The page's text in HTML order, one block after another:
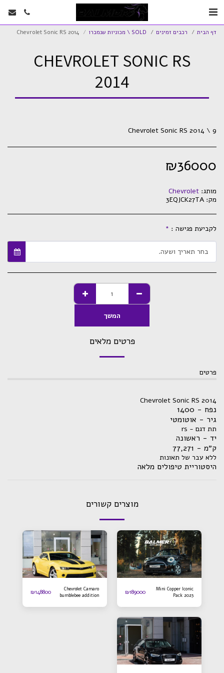
דף הבית רכבים זמינים SOLD \ מכוניות שנמכרו Chevrolet Sonic RS 2014
CHEVROLET SONIC RS
2014
Chevrolet Sonic RS 2014 \ 9
₪36000
מותג: Chevrolet
מק: 3EQJCK27TA
לקביעת פגישה : *
בחר תאריך ושעה.
המשך
פרטים מלאים
פרטים
Chevrolet Sonic RS 2014
נפח - 1400
גיר - אוטומטי
תת דגם - rs
יד - ראשונה
ק״מ - 7 7,271
ללא עבר של תאונות
היסטוריית טיפולים מלאה
מוצרים קשורים
Mini Copper Iconic
Pack 2023
₪189000
Chevrolet Camaro
bumblebee addition
₪148800